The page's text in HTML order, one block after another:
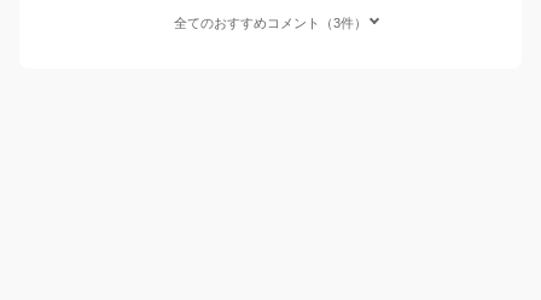
全てのおすすめコメント（3件）